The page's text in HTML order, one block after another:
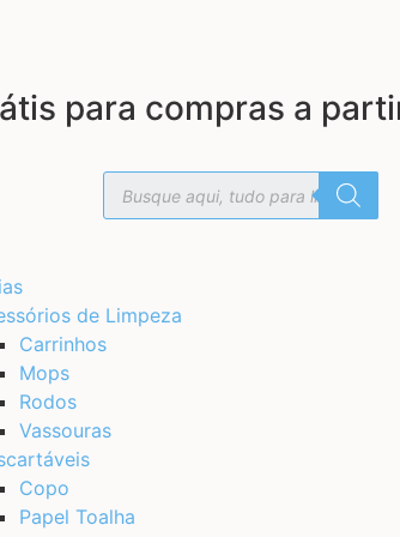
para compras a
de Limpeza
Carrinhos
Mops
Rodos
Vassouras
Copo
Papel Toalha